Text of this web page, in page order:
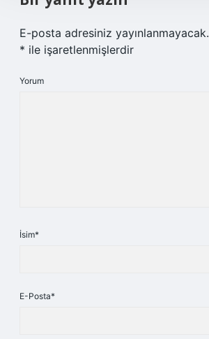
E-posta adresiniz yayınlanmayacak.
* ile işaretlenmişlerdir
Yorum
İsim*
E-Posta*